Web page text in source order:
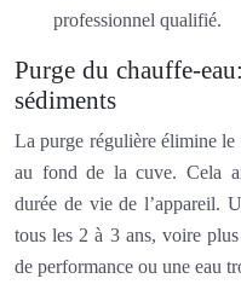
professionnel qualifié.
Purge du chauffe-
sédiments
La purge régulière élimine le
au fond de la cuve. Cela
durée de vie de l’appareil.
tous les 2 à 3 ans, voire
de performance ou une eau